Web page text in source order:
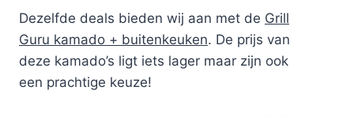
Dezelfde deals bieden wij aan met de Grill
Guru kamado + buitenkeuken. De prijs van
deze kamado’s ligt iets lager maar zijn ook
een prachtige keuze!